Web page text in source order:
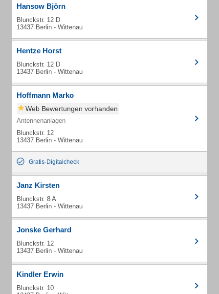
Hansow Björn
Blunckstr. 12 D
13437 Berlin - Wittenau
Hentze Horst
Blunckstr. 12 D
13437 Berlin - Wittenau
Hoffmann Marko
Web Bewertungen vorhanden
Antennenanlagen
Blunckstr. 12
13437 Berlin - Wittenau
Gratis-Digitalcheck
Janz Kirsten
Blunckstr. 8 A
13437 Berlin - Wittenau
Jonske Gerhard
Blunckstr. 12
13437 Berlin - Wittenau
Kindler Erwin
Blunckstr. 10